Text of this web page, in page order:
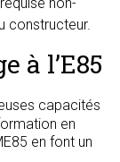
constructeur.
à l’E85
capacités
en
en font un